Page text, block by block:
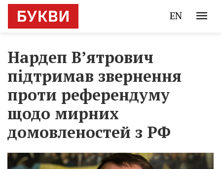
EN
Нардеп В’ятрович
підтримав звернення
проти референдуму
щодо мирних
домовленостей з РФ